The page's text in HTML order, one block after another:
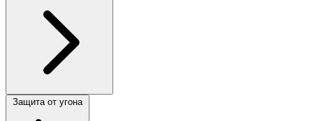
Защита от угона